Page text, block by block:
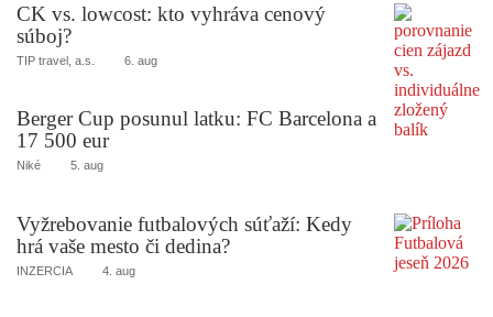
CK vs. lowcost: kto vyhráva cenový
súboj?
TIP travel, a.s. 6. aug
Berger Cup posunul latku: FC Barcelona a
17 500 eur
Niké 5. aug
Vyžrebovanie futbalových súťaží: Kedy
hrá vaše mesto či dedina?
INZERCIA 4. aug